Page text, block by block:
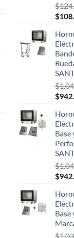
$
El
era:
$
$
El
era:
$
Base
$
El
era:
$
Base
$